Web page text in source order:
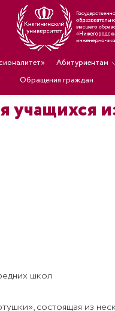
Абитуриентам
Обращения граждан
учащихся
школ
состоящая из